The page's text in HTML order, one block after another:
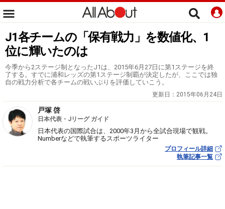
J1各チームの「保有戦力」を数値化、1
位に輝いたのは
今季から2ステージ制となったJ1は、2015年6月27日に第1ステージを終
了する。すでに浦和レッズの第1ステージ制覇が決定したが、ここでは独
自の戦力分析で各チームの戦いぶりを評価していこう。
更新日： 2015年06月24日
戸塚 啓
日本代表・Jリーグ ガイド
日本代表の国際試合は、2000年3月から全試合現場で観戦。
Numberなどで執筆するスポーツライター
プロフィール詳細
執筆記事一覧